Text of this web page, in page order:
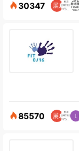
30347
85570